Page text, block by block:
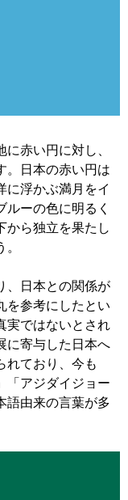
赤い円に対し、
。日本の赤い円は
に浮かぶ満月をイ
ルーの色に明るく
から独立を果たし
、日本との関係が
を参考にしたとい
実ではないとされ
に寄与した日本へ
れており、今も
「アジダイジョー
語由来の言葉が多